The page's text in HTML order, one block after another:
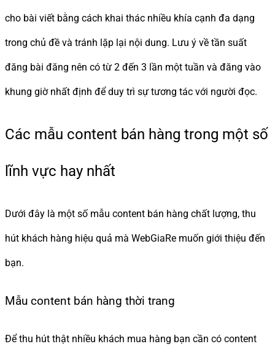
cho bài viết bằng cách khai thác nhiều khía cạnh đa dạng
trong chủ đề và tránh lặp lại nội dung. Lưu ý về tần suất
đăng bài đăng nên có từ 2 đến 3 lần một tuần và đăng vào
khung giờ nhất định để duy trì sự tương tác với người đọc.
Các mẫu content bán hàng trong một số
lĩnh vực hay nhất
Dưới đây là một số mẫu content bán hàng chất lượng, thu
hút khách hàng hiệu quả mà WebGiaRe muốn giới thiệu đến
bạn.
Mẫu content bán hàng thời trang
Để thu hút thật nhiều khách mua hàng bạn cần có content